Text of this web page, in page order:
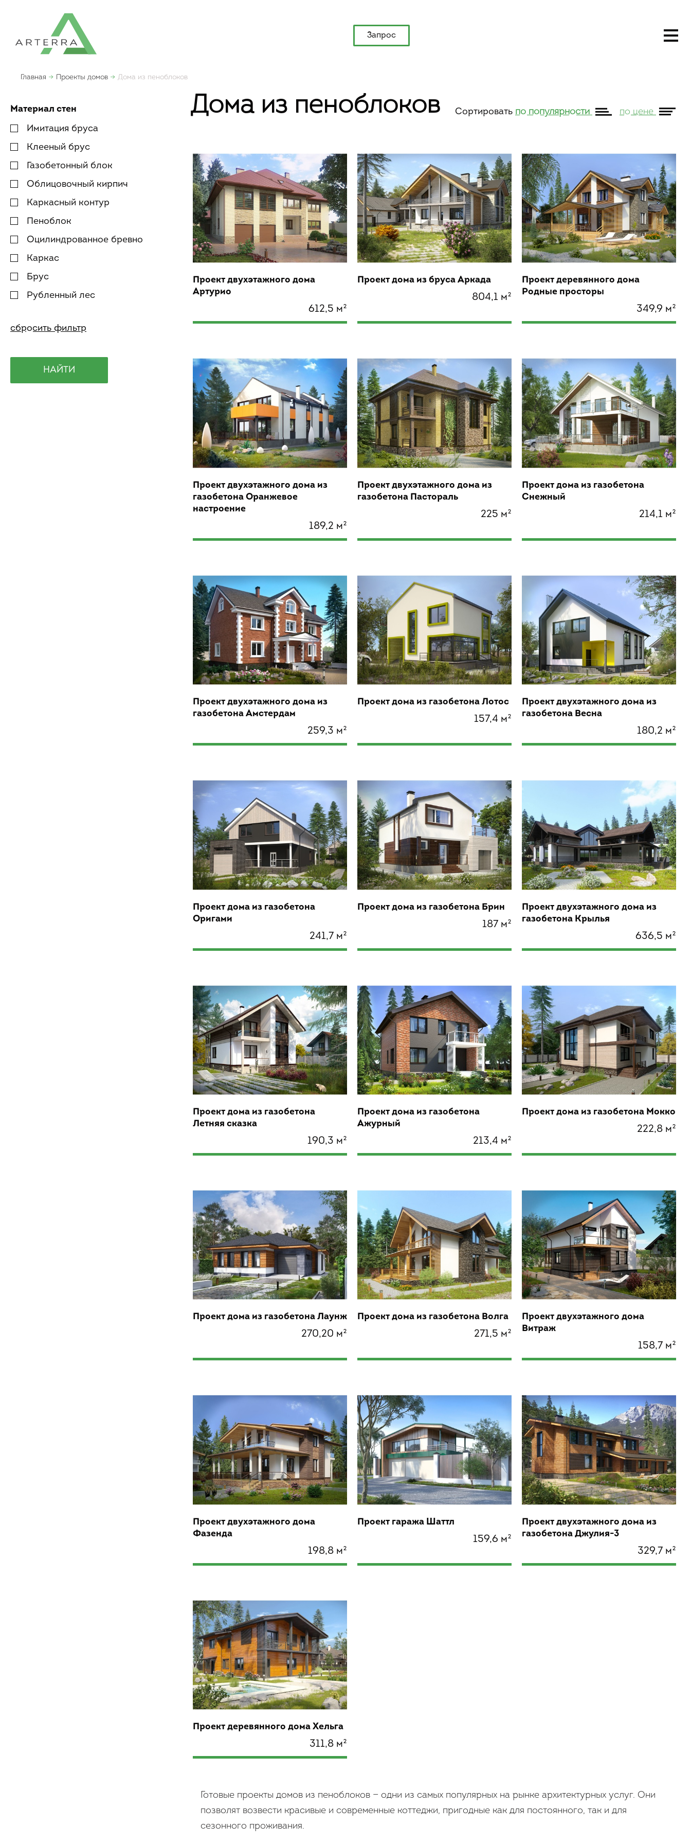
Запрос
Главная Проекты домов Дома из пеноблоков
Материал стен
Имитация бруса
Клееный брус
Газобетонный блок
Облицовочный кирпич
Каркасный контур
Пеноблок
Оцилиндрованное бревно
Каркас
Брус
Рубленный лес
Дома из пеноблоков Сортировать по популярности по цене
Проект двухэтажного дома
Артурио
612,5 м²
Проект дома из бруса Аркада
804,1 м²
Проект деревянного дома
Родные просторы
349,9 м²
Проект двухэтажного дома из
газобетона Оранжевое
настроение
189,2 м²
Проект двухэтажного дома из
газобетона Пастораль
225 м²
Проект дома из газобетона
Снежный
214,1 м²
Проект двухэтажного дома из
газобетона Амстердам
259,3 м²
Проект дома из газобетона Лотос
157,4 м²
Проект двухэтажного дома из
газобетона Весна
180,2 м²
Проект дома из газобетона
Оригами
241,7 м²
Проект дома из газобетона Брин
187 м²
Проект двухэтажного дома из
газобетона Крылья
636,5 м²
Проект дома из газобетона
Летняя сказка
190,3 м²
Проект дома из газобетона
Ажурный
213,4 м²
Проект дома из газобетона Мокко
222,8 м²
Проект дома из газобетона Лаунж
270,20 м²
Проект дома из газобетона Волга
271,5 м²
Проект двухэтажного дома
Витраж
158,7 м²
Проект двухэтажного дома
Фазенда
198,8 м²
Проект гаража Шаттл
159,6 м²
Проект двухэтажного дома из
газобетона Джулия-3
329,7 м²
Проект деревянного дома Хельга
311,8 м²
Готовые проекты домов из пеноблоков — одни из самых популярных на рынке архитектурных услуг. Они
позволят возвести красивые и современные коттеджи, пригодные как для постоянного, так и для
сезонного проживания.